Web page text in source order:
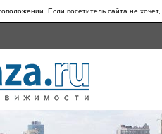
Если посетитель сайта не